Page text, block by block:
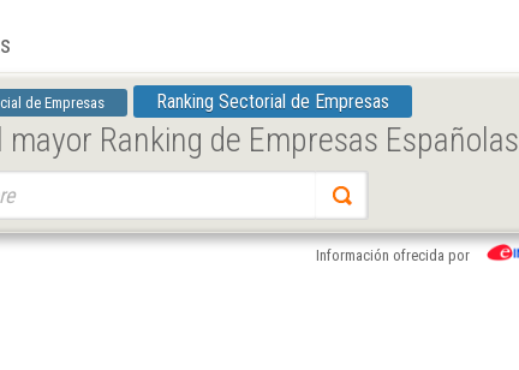
de Empresas Ranking Sectorial de Empresas
Ranking de Empresas Españolas
Información ofrecida por